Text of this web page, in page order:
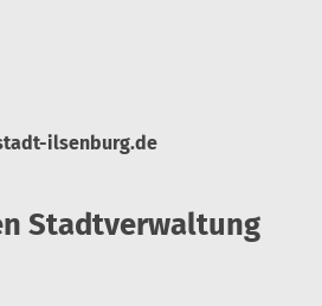
ilsenburg.de
Stadtverwaltung